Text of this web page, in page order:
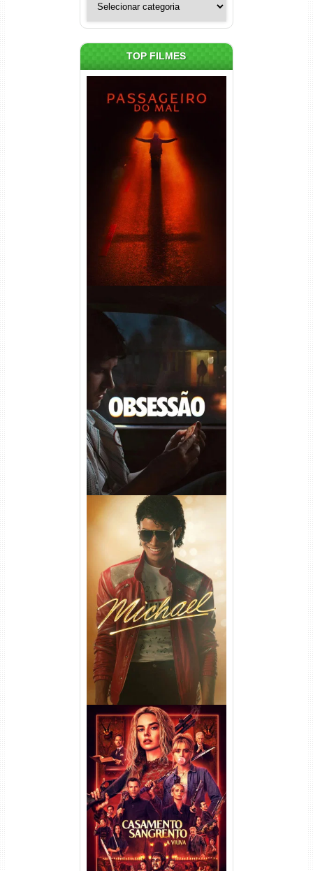
TOP FILMES
Passageiro do Mal Torrent
(2026) WEB-DL 1080p Dual
Áudio
Obsessão Torrent (2026)
WEB-DL 1080p/4K Dual
Áudio
Michael Torrent (2026) WEB-
DL 1080p/4K Dual Áudio
Casamento Sangrento: A
Viúva Torrent (2026) WEB-DL
720p/1080p/4K Dual Áudio